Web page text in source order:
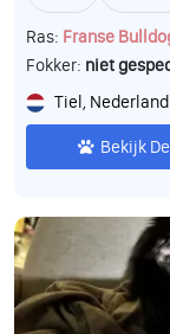
Ras: Franse
Fokker: niet
Tiel, Nederland
Bekijk